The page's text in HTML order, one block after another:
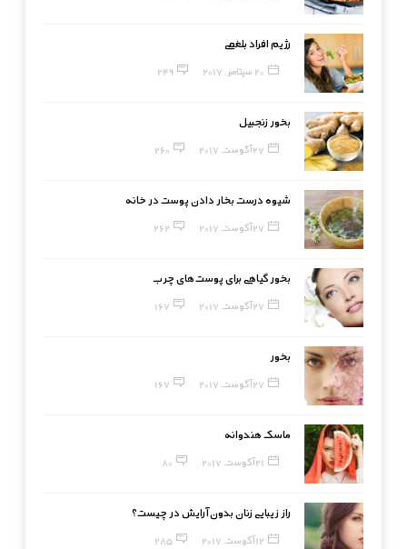
رژیم افراد بلغمی
20 سپتامبر, 2017 249
بخور زنجبیل
27 آگوست, 2017 260
شیوه درست بخار دادن پوست در خانه
27 آگوست, 2017 262
بخور گیاهی برای پوست‌های چرب
27 آگوست, 2017 167
بخور
27 آگوست, 2017 167
ماسک هندوانه
21 آگوست, 2017 80
راز زیبایی زنان بدون آرایش در چیست؟
12 آگوست, 2017 285